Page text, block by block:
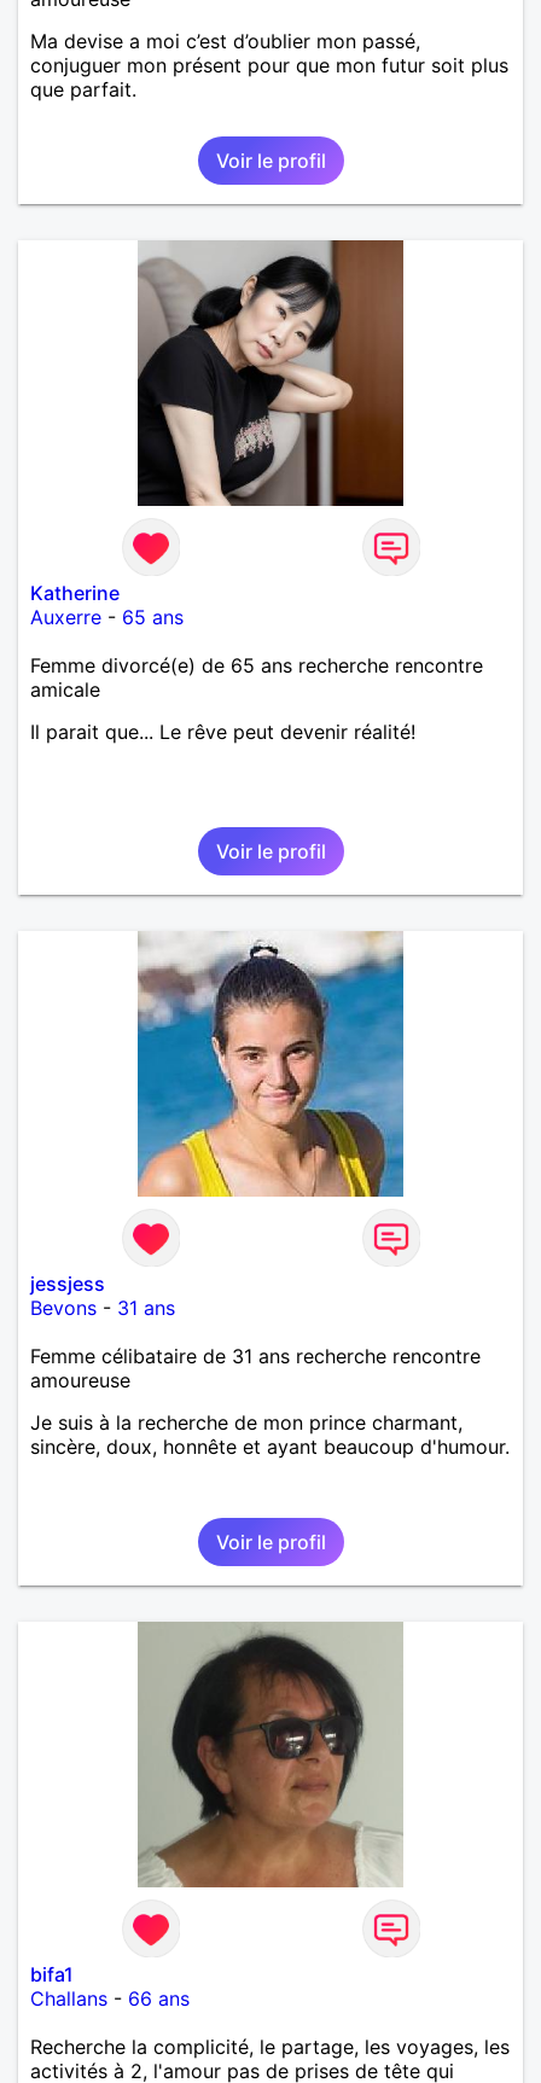
Ma devise a moi c’est d’oublier mon passé,
conjuguer mon présent pour que mon futur soit plus
que parfait.
Voir le profil
Katherine
Auxerre - 65 ans
Femme divorcé(e) de 65 ans recherche rencontre
amicale
Il parait que... Le rêve peut devenir réalité!
Voir le profil
jessjess
Bevons - 31 ans
Femme célibataire de 31 ans recherche rencontre
amoureuse
Je suis à la recherche de mon prince charmant,
sincère, doux, honnête et ayant beaucoup d'humour.
Voir le profil
bifa1
Challans - 66 ans
Recherche la complicité, le partage, les voyages, les
activités à 2, l'amour pas de prises de tête qui